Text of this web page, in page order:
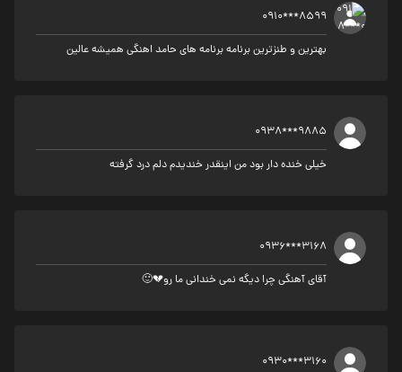
0910***8599
بهترین و طنزترین برنامه برنامه های حامد اهنگی همیشه عالین
0938***9885
خیلی خنده دار بود من اینقدر خندیدم دلم درد گرفته
0936***3168
آقای آهنگی چرا دیگه نمی خندانی ما رو💔🙂
0930***3160